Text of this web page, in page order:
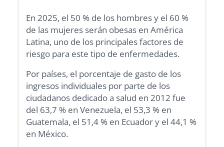
En 2025, el 50 % de los hombres y el 60 %
de las mujeres serán obesas en América
Latina, uno de los principales factores de
riesgo para este tipo de enfermedades.
Por países, el porcentaje de gasto de los
ingresos individuales por parte de los
ciudadanos dedicado a salud en 2012 fue
del 63,7 % en Venezuela, el 53,3 % en
Guatemala, el 51,4 % en Ecuador y el 44,1 %
en México.